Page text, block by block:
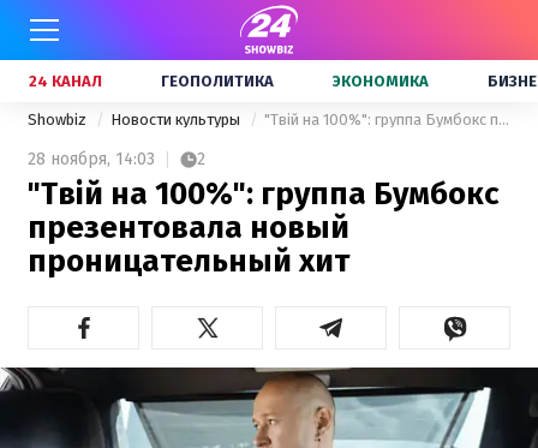
24 КАНАЛ ГЕОПОЛИТИКА ЭКОНОМИКА
Showbiz Новости культуры "Твiй на 100%": группа Бумбокс презентовала новый проницательный хит
28 ноября, 14:03 2
"Твiй на 100%": группа Бумбокс
презентовала новый
проницательный хит